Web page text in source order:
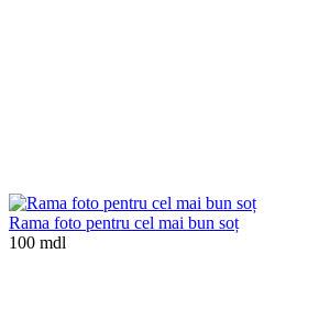
Rama foto pentru cel mai bun soț
100 mdl